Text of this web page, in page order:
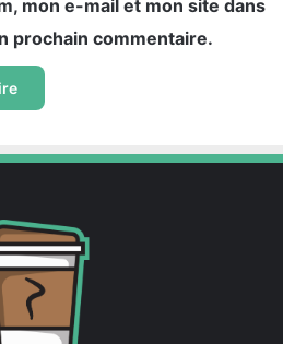
mon e-mail et mon site dans
prochain commentaire.